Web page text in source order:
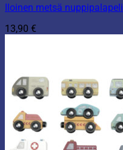
Iloinen metsä nuppipalapeli
13,90 €